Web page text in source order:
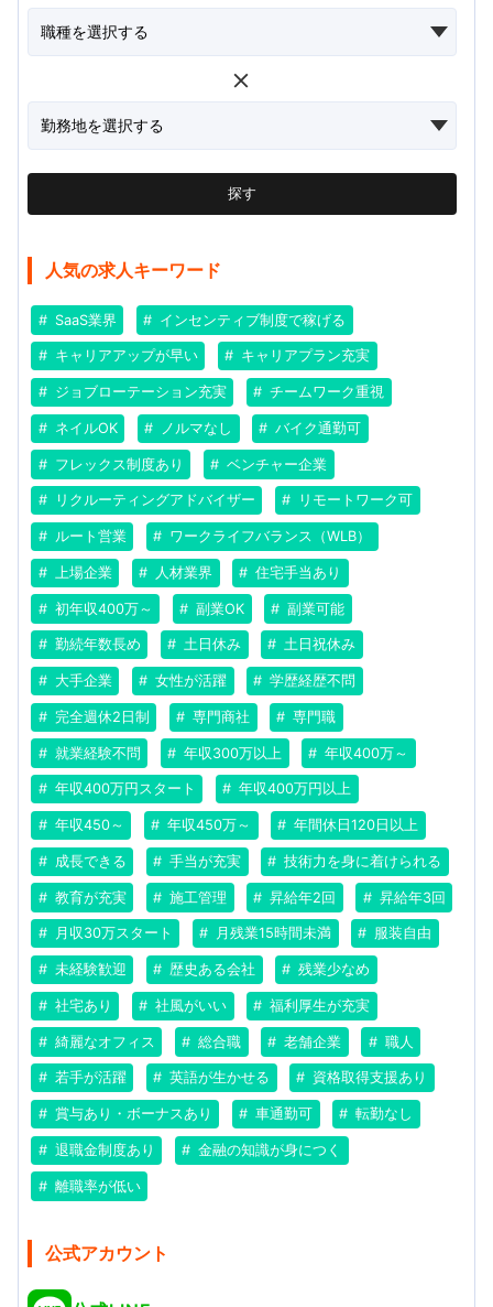
探す
人気の求人キーワード
SaaS業界 インセンティブ制度で稼げる
キャリアアップが早い キャリアプラン充実
ジョブローテーション充実 チームワーク重視
ネイルOK ノルマなし バイク通勤可
フレックス制度あり ベンチャー企業
リクルーティングアドバイザー リモートワーク可
ルート営業 ワークライフバランス（WLB）
上場企業 人材業界 住宅手当あり
初年収400万～ 副業OK 副業可能
勤続年数長め 土日休み 土日祝休み
大手企業 女性が活躍 学歴経歴不問
完全週休2日制 専門商社 専門職
就業経験不問 年収300万以上 年収400万～
年収400万円スタート 年収400万円以上
年収450～ 年収450万～ 年間休日120日以上
成長できる 手当が充実 技術力を身に着けられる
教育が充実 施工管理 昇給年2回 昇給年3回
月収30万スタート 月残業15時間未満 服装自由
未経験歓迎 歴史ある会社 残業少なめ
社宅あり 社風がいい 福利厚生が充実
綺麗なオフィス 総合職 老舗企業 職人
若手が活躍 英語が生かせる 資格取得支援あり
賞与あり・ボーナスあり 車通勤可 転勤なし
退職金制度あり 金融の知識が身につく
離職率が低い
公式アカウント